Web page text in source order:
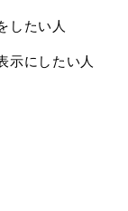
したい人
示にしたい人